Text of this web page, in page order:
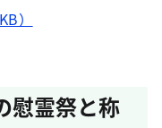
）
慰霊祭と称